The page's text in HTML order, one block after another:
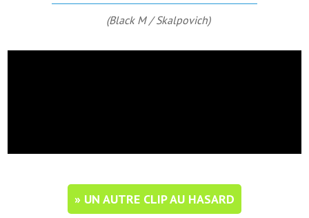
(Black M / Skalpovich)
» UN AUTRE CLIP AU HASARD